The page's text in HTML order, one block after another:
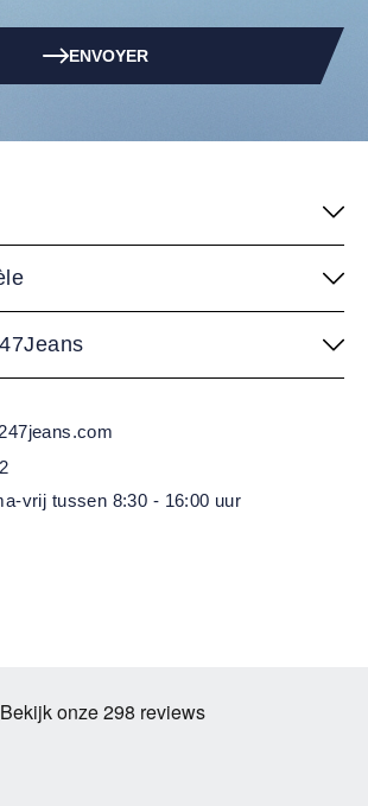
ENVOYER
vrij tussen 8:30 - 16:00 uur